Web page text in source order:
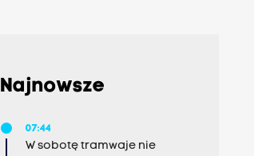
Najnowsze
07:44
W sobotę tramwaje nie